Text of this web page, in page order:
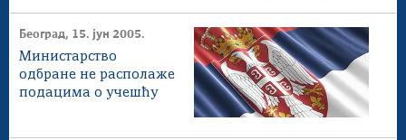
Београд, 15. јун 2005.
Министарство
одбране не располаже
подацима о учешћу